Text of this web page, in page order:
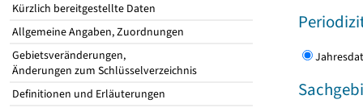
Kürzlich bereitgestellte Daten
Allgemeine Angaben, Zuordnungen
Gebietsveränderungen,
Änderungen zum Schlüsselverzeichnis
Definitionen und Erläuterungen